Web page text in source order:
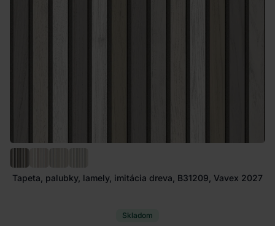
Tapeta, palubky, lamely, imitácia dreva, B31209, Vavex 2027
Skladom